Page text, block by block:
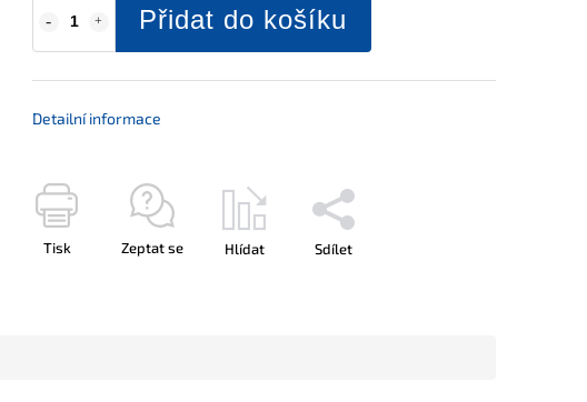
Přidat do košíku
Detailní informace
Tisk Zeptat se Hlídat Sdílet